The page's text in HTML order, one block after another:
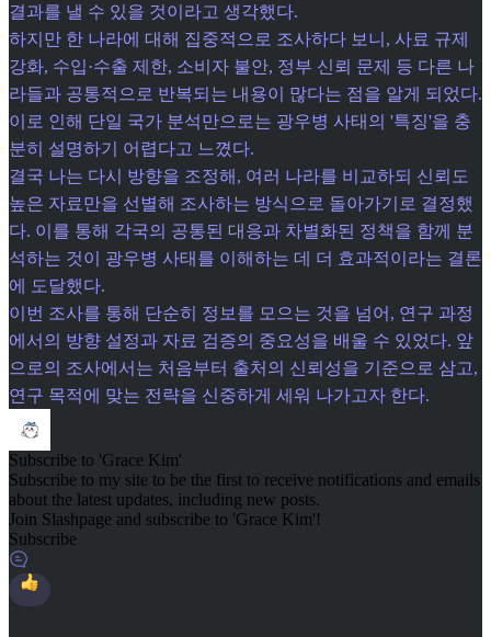
결과를 낼 수 있을 것이라고 생각했다.
하지만 한 나라에 대해 집중적으로 조사하다 보니, 사료 규제
강화, 수입·수출 제한, 소비자 불안, 정부 신뢰 문제 등 다른 나
라들과 공통적으로 반복되는 내용이 많다는 점을 알게 되었다.
이로 인해 단일 국가 분석만으로는 광우병 사태의 '특징'을 충
분히 설명하기 어렵다고 느꼈다.
결국 나는 다시 방향을 조정해, 여러 나라를 비교하되 신뢰도
높은 자료만을 선별해 조사하는 방식으로 돌아가기로 결정했
다. 이를 통해 각국의 공통된 대응과 차별화된 정책을 함께 분
석하는 것이 광우병 사태를 이해하는 데 더 효과적이라는 결론
에 도달했다.
이번 조사를 통해 단순히 정보를 모으는 것을 넘어, 연구 과정
에서의 방향 설정과 자료 검증의 중요성을 배울 수 있었다. 앞
으로의 조사에서는 처음부터 출처의 신뢰성을 기준으로 삼고,
연구 목적에 맞는 전략을 신중하게 세워 나가고자 한다.
Subscribe to 'Grace Kim'
Subscribe to my site to be the first to receive notifications and emails
about the latest updates, including new posts.
Join Slashpage and subscribe to 'Grace Kim'!
Subscribe